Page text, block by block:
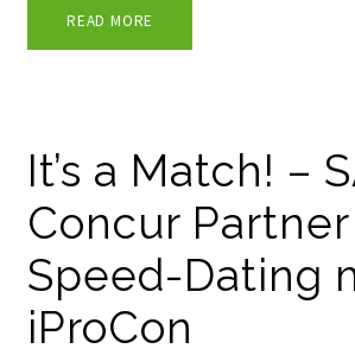
READ MORE
It’s a Match! –
Concur Partner
Speed-Dating
iProCon